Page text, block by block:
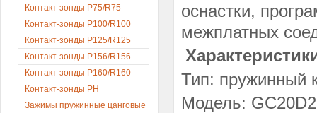
оснастки,
межплатных
Тип: пружинный
Модель:
Контакт-зонды P75/R75
Контакт-зонды P100/R100
Контакт-зонды P125/R125
Контакт-зонды P156/R156
Контакт-зонды P160/R160
Контакт-зонды PH
Зажимы пружинные цанговые